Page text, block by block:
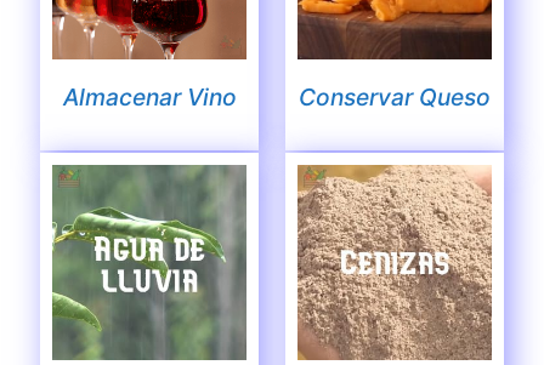
Almacenar Vino Conservar Queso